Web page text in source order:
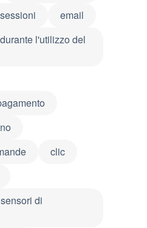
email
l'utilizzo del
clic
di